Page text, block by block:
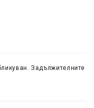
Задължителните